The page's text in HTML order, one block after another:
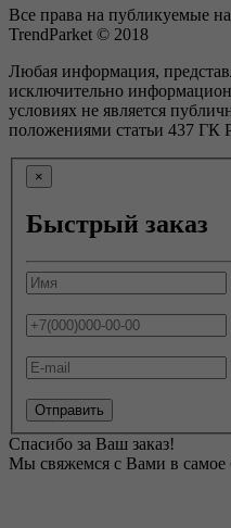
Все права на публикуемые
TrendParket © 2018
Любая информация,
исключительно
условиях не является
положениями статьи 437 ГК
×
Быстрый заказ
Отправить
Спасибо за Ваш заказ!
Мы свяжемся с Вами в самое